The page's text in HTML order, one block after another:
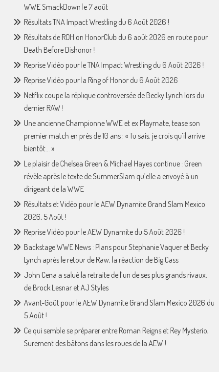
WWE SmackDown le 7 août
Résultats TNA Impact Wrestling du 6 Août 2026 !
Résultats de ROH on HonorClub du 6 août 2026 en route pour
Death Before Dishonor !
Reprise Vidéo pour le TNA Impact Wrestling du 6 Août 2026 !
Reprise Vidéo pour la Ring of Honor du 6 Août 2026
Netflix coupe la réplique controversée de Becky Lynch lors du
dernier RAW !
Une ancienne Championne WWE et ex Playmate, tease son
premier match en près de 10 ans : « Tu sais, je crois qu’il arrive
bientôt… »
Le plaisir de Chelsea Green & Michael Hayes continue : Green
révèle après le texte de SummerSlam qu’elle a envoyé à un
dirigeant de la WWE
Résultats et Vidéo pour le AEW Dynamite Grand Slam Mexico
2026, 5 Août !
Reprise Vidéo pour le AEW Dynamite du 5 Août 2026 !
Backstage WWE News : Plans pour Stephanie Vaquer et Becky
Lynch après le retour de Raw, la réaction de Big Cass
John Cena a salué la retraite de l’un de ses plus grands rivaux.
de Brock Lesnar et AJ Styles
Avant-Goût pour le AEW Dynamite Grand Slam Mexico 2026 du
5 Août !
Ce qui semble se préparer entre Roman Reigns et Rey Mysterio,
Surement des bâtons dans les roues de la AEW !